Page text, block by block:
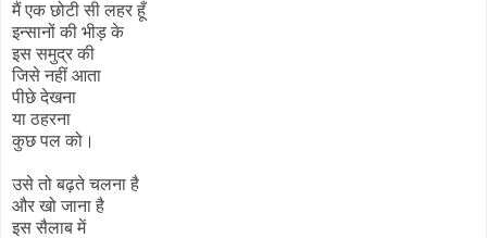
मैं एक छोटी सी लहर हूँ
इन्सानों की भीड़ के
इस समुद्र की
जिसे नहीं आता
पीछे देखना
या ठहरना
कुछ पल को।
उसे तो बढ़ते चलना है
और खो जाना है
इस सैलाब में